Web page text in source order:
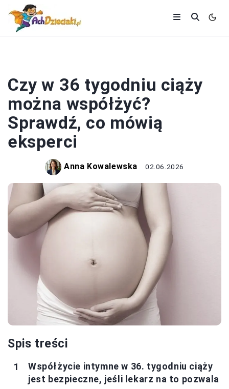
Czy w 36 tygodniu ciąży
można współżyć?
Sprawdź, co mówią
eksperci
Anna Kowalewska 02.06.2026
Spis treści
Współżycie intymne w 36. tygodniu ciąży
jest bezpieczne, jeśli lekarz na to pozwala